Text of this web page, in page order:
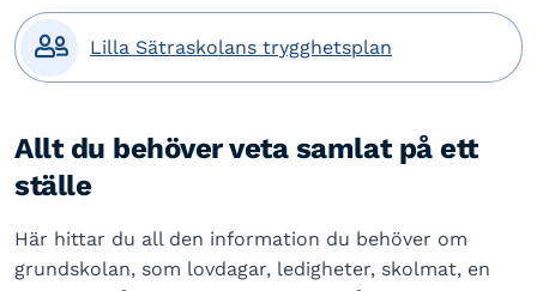
 Lilla Sätraskolans trygghetsplan
Allt du behöver veta samlat på ett
ställe
Här hittar du all den information du behöver om
grundskolan, som lovdagar, ledigheter, skolmat, en